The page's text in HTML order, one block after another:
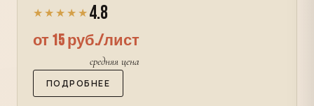
★★★★★ 4.8
от 15 руб./лист
средняя цена
ПОДРОБНЕЕ